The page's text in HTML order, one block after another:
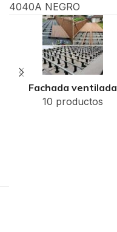
4040A NEGRO
Fachada ventilada
10 productos